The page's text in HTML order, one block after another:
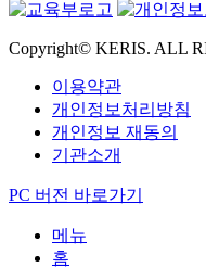
Copyright© KERIS. ALL
이용약관
개인정보처리방침
개인정보 재동의
기관소개
PC 버전 바로가기
메뉴
홈